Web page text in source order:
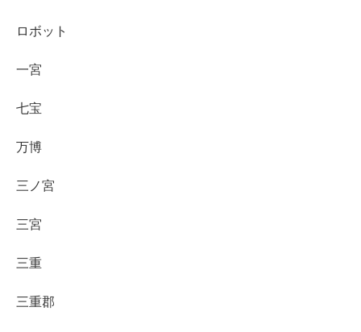
ロボット
一宮
七宝
万博
三ノ宮
三宮
三重
三重郡